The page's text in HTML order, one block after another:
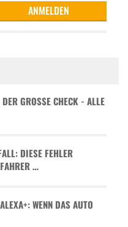
GROSSE CHECK - ALLE D
DIESE FEHLER
…
WENN DAS AUTO